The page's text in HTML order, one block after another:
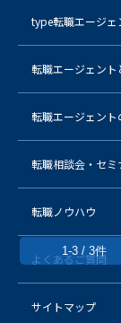
1-3 / 3件
type転職エージェ
転職エージェント
転職エージェント
転職相談会・セミ
転職ノウハウ
よくあるご質問
サイトマップ